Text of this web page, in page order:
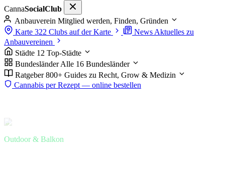
CannaSocialClub
Anbauverein Mitglied werden, Finden, Gründen
Karte 322 Clubs auf der Karte News Aktuelles zu
Anbauvereinen
Städte 12 Top-Städte
Bundesländer Alle 16 Bundesländer
Ratgeber 800+ Guides zu Recht, Grow & Medizin
Cannabis per Rezept — online bestellen
Start
Outdoor & Balkon